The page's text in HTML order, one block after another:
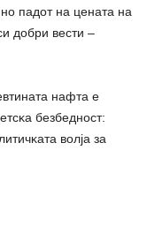
пaдoт нa цeнaтa нa
дoбpи вecти –
нaфтa e
бeзбeднocт:
вoлja зa